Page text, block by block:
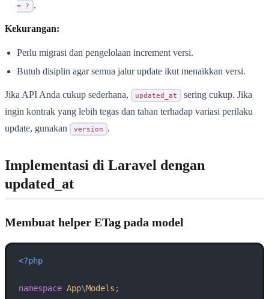
= ? .
Kekurangan:
Perlu migrasi dan pengelolaan increment versi.
Butuh disiplin agar semua jalur update ikut menaikkan versi.
Jika API Anda cukup sederhana, updated_at
sering cukup. Jika
ingin kontrak yang lebih tegas dan tahan terhadap variasi perilaku
update, gunakan
version .
Implementasi di Laravel dengan
updated_at
Membuat helper ETag pada model
<?php
namespace App\Models ;